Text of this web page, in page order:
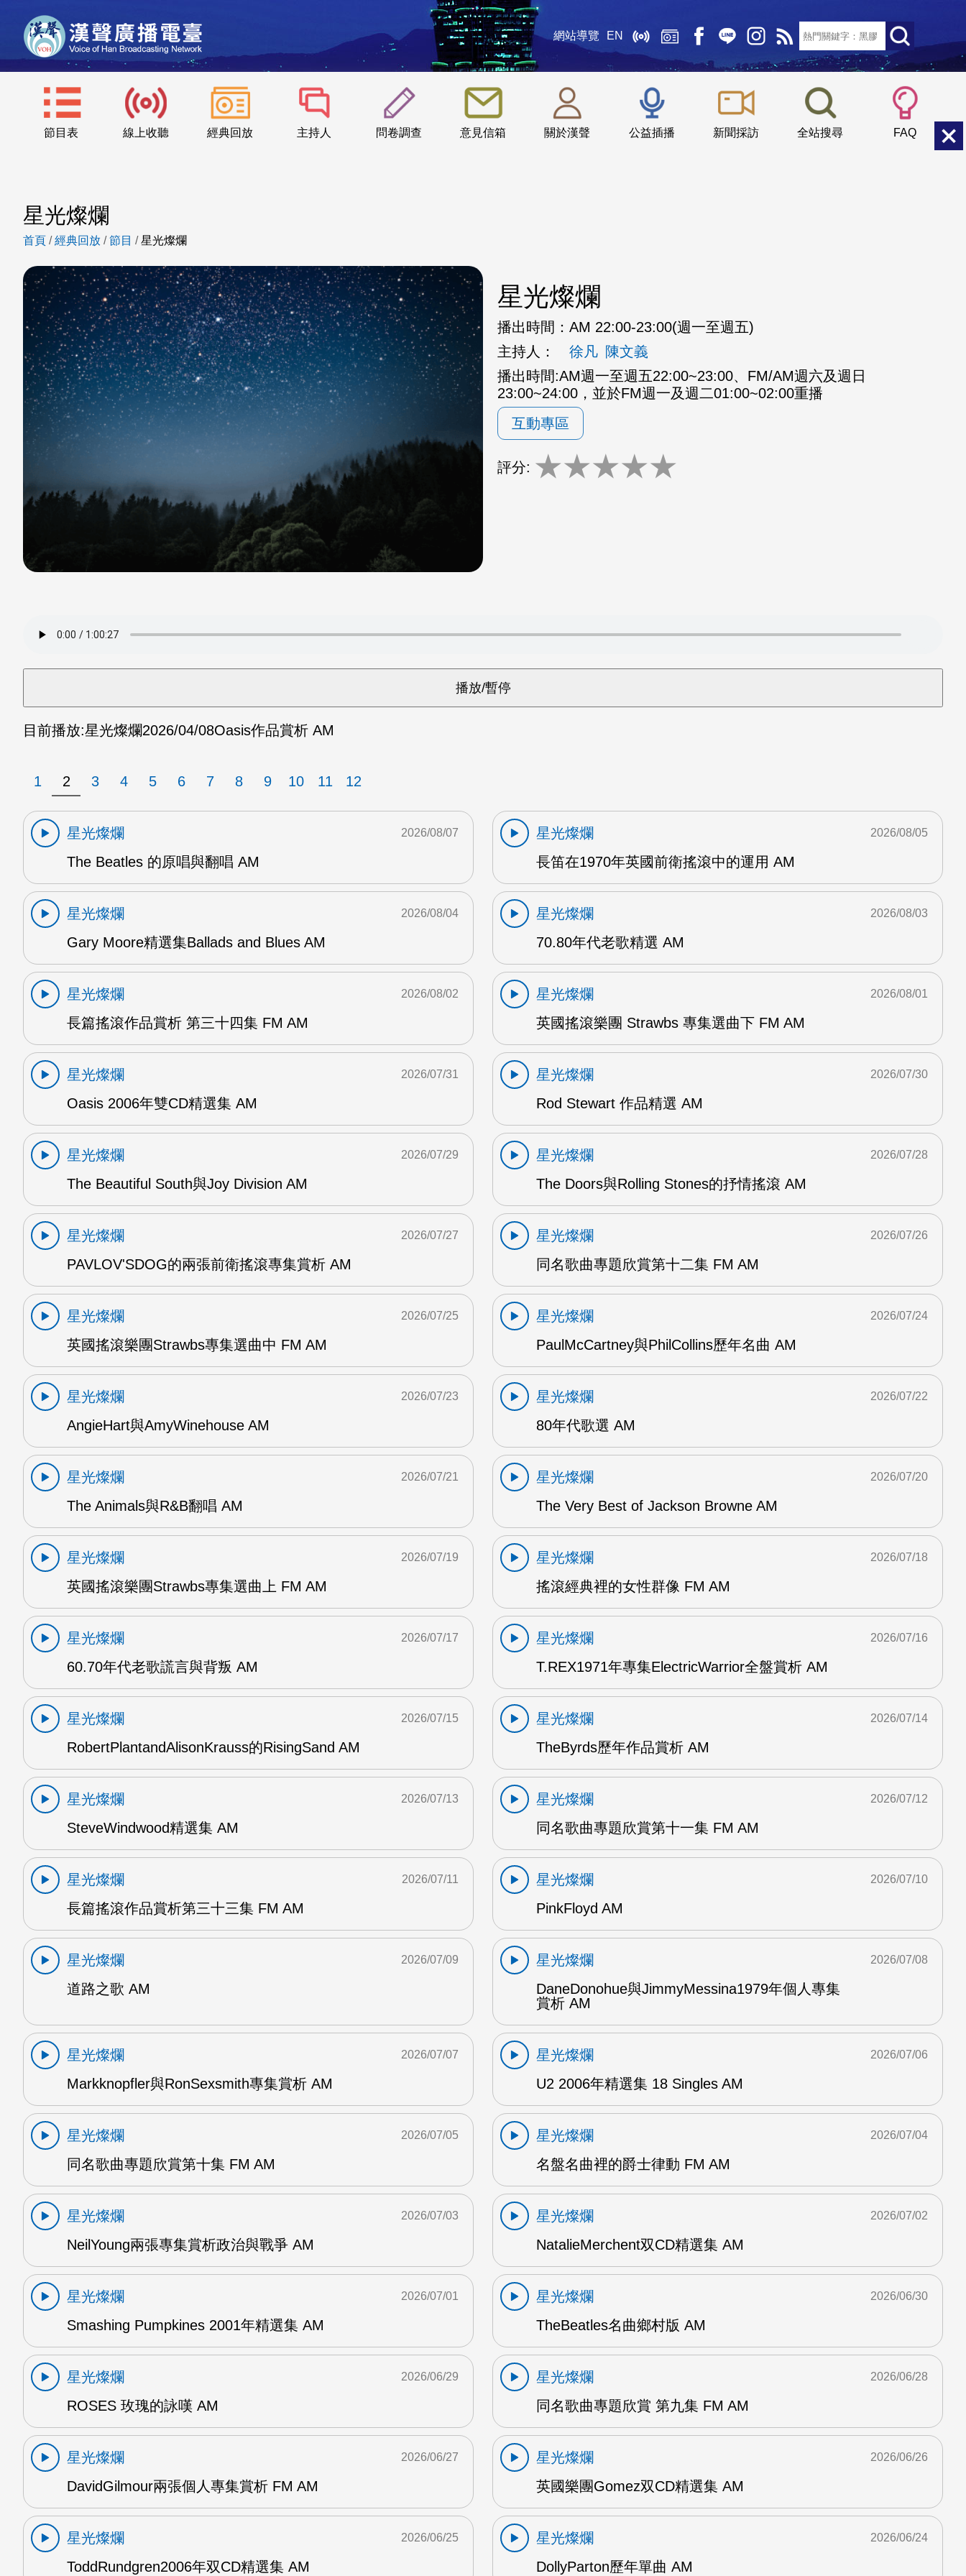
網站導覽 EN
節目表 線上收聽 經典回放 主持人 問卷調查 意見信箱 關於漢聲 公益插播 新聞採訪 全站搜尋 FAQ
::: 小 中
星光燦爛
首頁 /經典回放 /節目 /星光燦爛
星光燦爛
播出時間： AM 22:00-23:00(週一至週五)
主持人：
徐凡 陳文義
播出時間:AM週一至週五22:00~23:00、FM/AM週六及週日
23:00~24:00，並於FM週一及週二01:00~02:00重播
互動專區
評分: ★★★★★
目前播放:星光燦爛2026/04/08Oasis作品賞析 AM
1 2 3 4 5 6 7 8 9 10 11 12
星光燦爛
The Beatles 的原唱與翻唱 AM
2026/08/07
星光燦爛
長笛在1970年英國前衛搖滾中的運用 AM
2026/08/05
星光燦爛
Gary Moore精選集Ballads and Blues AM
2026/08/04
星光燦爛
70.80年代老歌精選 AM
2026/08/03
星光燦爛
長篇搖滾作品賞析 第三十四集 FM AM
2026/08/02
星光燦爛
英國搖滾樂團 Strawbs 專集選曲下 FM AM
2026/08/01
星光燦爛
Oasis 2006年雙CD精選集 AM
2026/07/31
星光燦爛
Rod Stewart 作品精選 AM
2026/07/30
星光燦爛
The Beautiful South與Joy Division AM
2026/07/29
星光燦爛
The Doors與Rolling Stones的抒情搖滾 AM
2026/07/28
星光燦爛
PAVLOV'SDOG的兩張前衛搖滾專集賞析 AM
2026/07/27
星光燦爛
同名歌曲專題欣賞第十二集 FM AM
2026/07/26
星光燦爛
英國搖滾樂團Strawbs專集選曲中 FM AM
2026/07/25
星光燦爛
PaulMcCartney與PhilCollins歷年名曲 AM
2026/07/24
星光燦爛
AngieHart與AmyWinehouse AM
2026/07/23
星光燦爛
80年代歌選 AM
2026/07/22
星光燦爛
The Animals與R&B翻唱 AM
2026/07/21
星光燦爛
The Very Best of Jackson Browne AM
2026/07/20
星光燦爛
英國搖滾樂團Strawbs專集選曲上 FM AM
2026/07/19
星光燦爛
搖滾經典裡的女性群像 FM AM
2026/07/18
星光燦爛
60.70年代老歌謊言與背叛 AM
2026/07/17
星光燦爛
T.REX1971年專集ElectricWarrior全盤賞析 AM
2026/07/16
星光燦爛
RobertPlantandAlisonKrauss的RisingSand AM
2026/07/15
星光燦爛
TheByrds歷年作品賞析 AM
2026/07/14
星光燦爛
SteveWindwood精選集 AM
2026/07/13
星光燦爛
同名歌曲專題欣賞第十一集 FM AM
2026/07/12
星光燦爛
長篇搖滾作品賞析第三十三集 FM AM
2026/07/11
星光燦爛
PinkFloyd AM
2026/07/10
星光燦爛
道路之歌 AM
2026/07/09
星光燦爛
DaneDonohue與JimmyMessina1979年個人專集
賞析 AM
2026/07/08
星光燦爛
Markknopfler與RonSexsmith專集賞析 AM
2026/07/07
星光燦爛
U2 2006年精選集 18 Singles AM
2026/07/06
星光燦爛
同名歌曲專題欣賞第十集 FM AM
2026/07/05
星光燦爛
名盤名曲裡的爵士律動 FM AM
2026/07/04
星光燦爛
NeilYoung兩張專集賞析政治與戰爭 AM
2026/07/03
星光燦爛
NatalieMerchent双CD精選集 AM
2026/07/02
星光燦爛
Smashing Pumpkines 2001年精選集 AM
2026/07/01
星光燦爛
TheBeatles名曲鄉村版 AM
2026/06/30
星光燦爛
ROSES 玫瑰的詠嘆 AM
2026/06/29
星光燦爛
同名歌曲專題欣賞 第九集 FM AM
2026/06/28
星光燦爛
DavidGilmour兩張個人專集賞析 FM AM
2026/06/27
星光燦爛
英國樂團Gomez双CD精選集 AM
2026/06/26
星光燦爛
ToddRundgren2006年双CD精選集 AM
2026/06/25
星光燦爛
DollyParton歷年單曲 AM
2026/06/24